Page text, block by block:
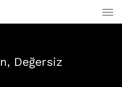
Değersiz